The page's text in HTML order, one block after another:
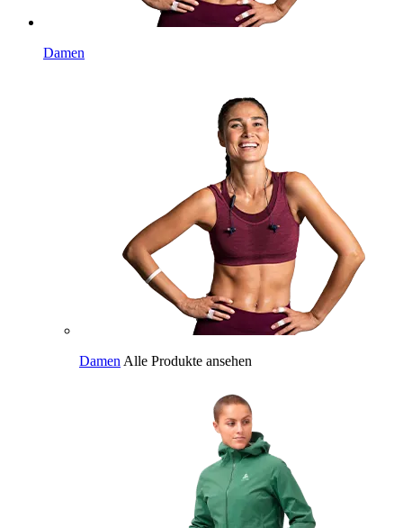
Damen
Damen Alle Produkte ansehen